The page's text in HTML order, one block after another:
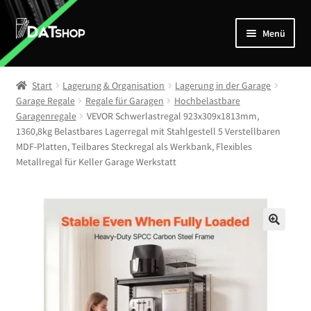
Zur
Navigation
springen
Zum
Inhalt
springen
Menü
Home
Shop
Mein Account
Start Lagerung & Organisation
Lagerung in der Garage
Garage Regale
Regale für Garagen
Hochbelastbare
Garagenregale
VEVOR Schwerlastregal 923x309x1813mm,
1360,8kg Belastbares Lagerregal mit Stahlgestell 5 Verstellbaren
MDF-Platten, Teilbares Steckregal als Werkbank, Flexibles
Metallregal für Keller Garage Werkstatt